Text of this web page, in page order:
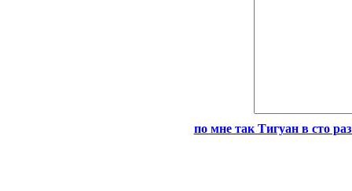
по мне так Тигуан в сто